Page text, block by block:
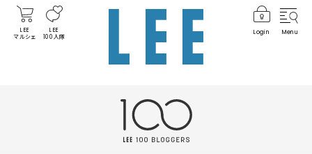
LEE
マルシェ
LEE
100人隊
Login Menu